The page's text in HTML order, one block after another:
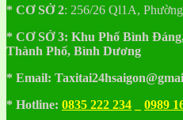
* CƠ SỞ 2: 256/26 Ql1A,
* CƠ SỞ 3: Khu Phố Bình
Thành Phố, Bình Dương
* Email:
* Hotline: 0835 222 234 0989